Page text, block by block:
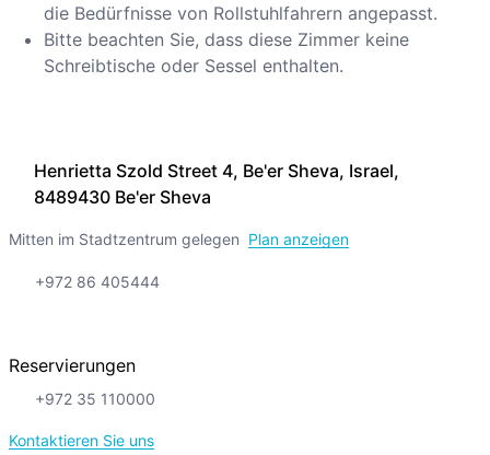
Henrietta Szold Street 4, Be'er Sheva, Israel,
8489430 Be'er Sheva
Mitten im Stadtzentrum gelegen Plan anzeigen
+972 86 405444
Reservierungen
+972 35 110000
Kontaktieren Sie uns
die Bedürfnisse von Rollstuhlfahrern angepasst.
Bitte beachten Sie, dass diese Zimmer keine
Schreibtische oder Sessel enthalten.